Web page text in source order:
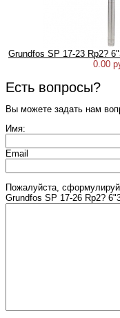
Grundfos SP 17-23 Rp2?
0.00
Есть вопросы?
Вы можете задать нам
Имя:
Email
Пожалуйста,
Grundfos SP 17-26 Rp2?